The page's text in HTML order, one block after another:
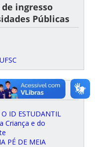
ingresso
Públicas
ID ESTUDANTIL
Criança e do
PÉ DE MEIA